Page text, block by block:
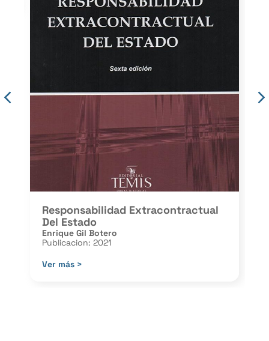
Responsabilidad Extracontractual
Del Estado
Enrique Gil Botero
Publicacion: 2021
Ver más >